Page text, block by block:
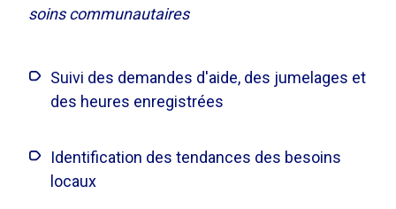
soins communautaires
Suivi des demandes d'aide, des jumelages et
des heures enregistrées
Identification des tendances des besoins
locaux